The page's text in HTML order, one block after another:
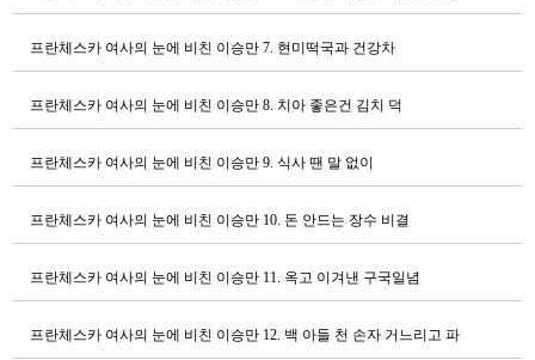
프란체스카 여사의 눈에 비친 이승만 7. 현미떡국과 건강차
프란체스카 여사의 눈에 비친 이승만 8. 치아 좋은건 김치 덕
프란체스카 여사의 눈에 비친 이승만 9. 식사 땐 말 없이
프란체스카 여사의 눈에 비친 이승만 10. 돈 안드는 장수 비결
프란체스카 여사의 눈에 비친 이승만 11. 옥고 이겨낸 구국일념
프란체스카 여사의 눈에 비친 이승만 12. 백 아들 천 손자 거느리고 파